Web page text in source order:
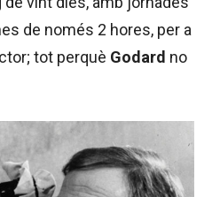
de només 2 hores, per a
tot perquè Godard no